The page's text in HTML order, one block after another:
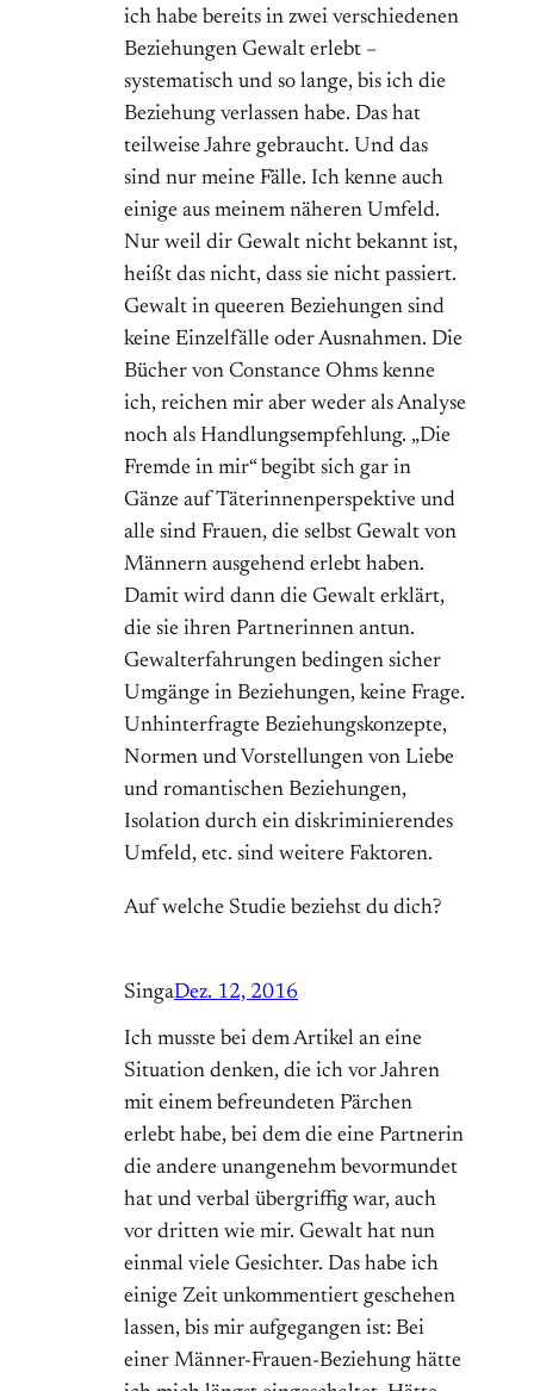
ich habe bereits in zwei verschiedenen
Beziehungen Gewalt erlebt –
systematisch und so lange, bis ich die
Beziehung verlassen habe. Das hat
teilweise Jahre gebraucht. Und das
sind nur meine Fälle. Ich kenne auch
einige aus meinem näheren Umfeld.
Nur weil dir Gewalt nicht bekannt ist,
heißt das nicht, dass sie nicht passiert.
Gewalt in queeren Beziehungen sind
keine Einzelfälle oder Ausnahmen. Die
Bücher von Constance Ohms kenne
ich, reichen mir aber weder als Analyse
noch als Handlungsempfehlung. „Die
Fremde in mir“ begibt sich gar in
Gänze auf Täterinnenperspektive und
alle sind Frauen, die selbst Gewalt von
Männern ausgehend erlebt haben.
Damit wird dann die Gewalt erklärt,
die sie ihren Partnerinnen antun.
Gewalterfahrungen bedingen sicher
Umgänge in Beziehungen, keine Frage.
Unhinterfragte Beziehungskonzepte,
Normen und Vorstellungen von Liebe
und romantischen Beziehungen,
Isolation durch ein diskriminierendes
Umfeld, etc. sind weitere Faktoren.
Auf welche Studie beziehst du dich?
SingaDez. 12, 2016
Ich musste bei dem Artikel an eine
Situation denken, die ich vor Jahren
mit einem befreundeten Pärchen
erlebt habe, bei dem die eine Partnerin
die andere unangenehm bevormundet
hat und verbal übergriffig war, auch
vor dritten wie mir. Gewalt hat nun
einmal viele Gesichter. Das habe ich
einige Zeit unkommentiert geschehen
lassen, bis mir aufgegangen ist: Bei
einer Männer-Frauen-Beziehung hätte